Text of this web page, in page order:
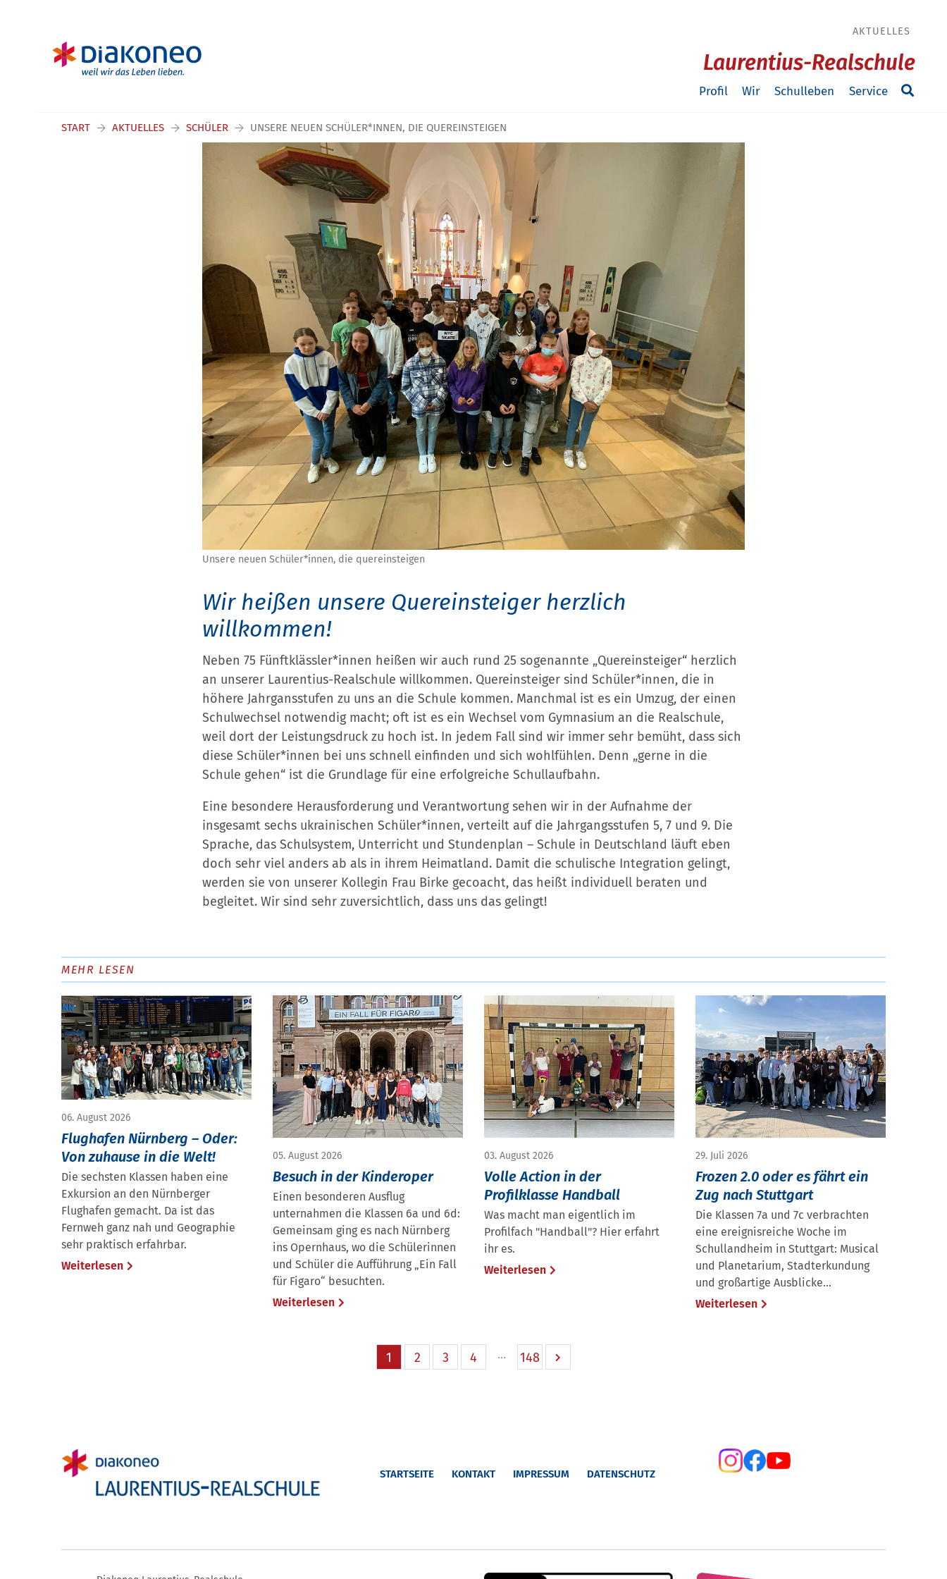
AKTUELLES
Laurentius-Realschule
Profil Wir Schulleben Service
START AKTUELLES SCHÜLER UNSERE NEUEN SCHÜLER*INNEN, DIE QUEREINSTEIGEN
Unsere neuen Schüler*innen, die quereinsteigen
Wir heißen unsere Quereinsteiger herzlich
willkommen!
Neben 75 Fünftklässler*innen heißen wir auch rund 25 sogenannte „Quereinsteiger“ herzlich
an unserer Laurentius-Realschule willkommen. Quereinsteiger sind Schüler*innen, die in
höhere Jahrgansstufen zu uns an die Schule kommen. Manchmal ist es ein Umzug, der einen
Schulwechsel notwendig macht; oft ist es ein Wechsel vom Gymnasium an die Realschule,
weil dort der Leistungsdruck zu hoch ist. In jedem Fall sind wir immer sehr bemüht, dass sich
diese Schüler*innen bei uns schnell einfinden und sich wohlfühlen. Denn „gerne in die
Schule gehen“ ist die Grundlage für eine erfolgreiche Schullaufbahn.
Eine besondere Herausforderung und Verantwortung sehen wir in der Aufnahme der
insgesamt sechs ukrainischen Schüler*innen, verteilt auf die Jahrgangsstufen 5, 7 und 9. Die
Sprache, das Schulsystem, Unterricht und Stundenplan – Schule in Deutschland läuft eben
doch sehr viel anders ab als in ihrem Heimatland. Damit die schulische Integration gelingt,
werden sie von unserer Kollegin Frau Birke gecoacht, das heißt individuell beraten und
begleitet. Wir sind sehr zuversichtlich, dass uns das gelingt!
MEHR LESEN
06. August 2026
Flughafen Nürnberg – Oder:
Von zuhause in die Welt!
Die sechsten Klassen haben eine
Exkursion an den Nürnberger
Flughafen gemacht. Da ist das
Fernweh ganz nah und Geographie
sehr praktisch erfahrbar.
Weiterlesen
05. August 2026
Besuch in der Kinderoper
Einen besonderen Ausflug
unternahmen die Klassen 6a und 6d:
Gemeinsam ging es nach Nürnberg
ins Opernhaus, wo die Schülerinnen
und Schüler die Aufführung „Ein Fall
für Figaro“ besuchten.
Weiterlesen
03. August 2026
Volle Action in der
Profilklasse Handball
Was macht man eigentlich im
Profilfach "Handball"? Hier erfahrt
ihr es.
Weiterlesen
29. Juli 2026
Frozen 2.0 oder es fährt ein
Zug nach Stuttgart
Die Klassen 7a und 7c verbrachten
eine ereignisreiche Woche im
Schullandheim in Stuttgart: Musical
und Planetarium, Stadterkundung
und großartige Ausblicke...
Weiterlesen
1 2 3 4 148
STARTSEITE KONTAKT IMPRESSUM DATENSCHUTZ